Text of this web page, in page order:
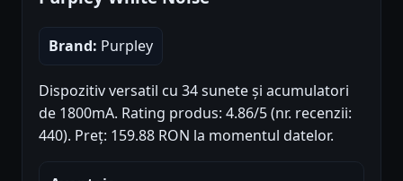
Brand: Purpley
Dispozitiv versatil cu 34 sunete și acumulatori
de 1800mA. Rating produs: 4.86/5 (nr. recenzii:
440). Preț: 159.88 RON la momentul datelor.